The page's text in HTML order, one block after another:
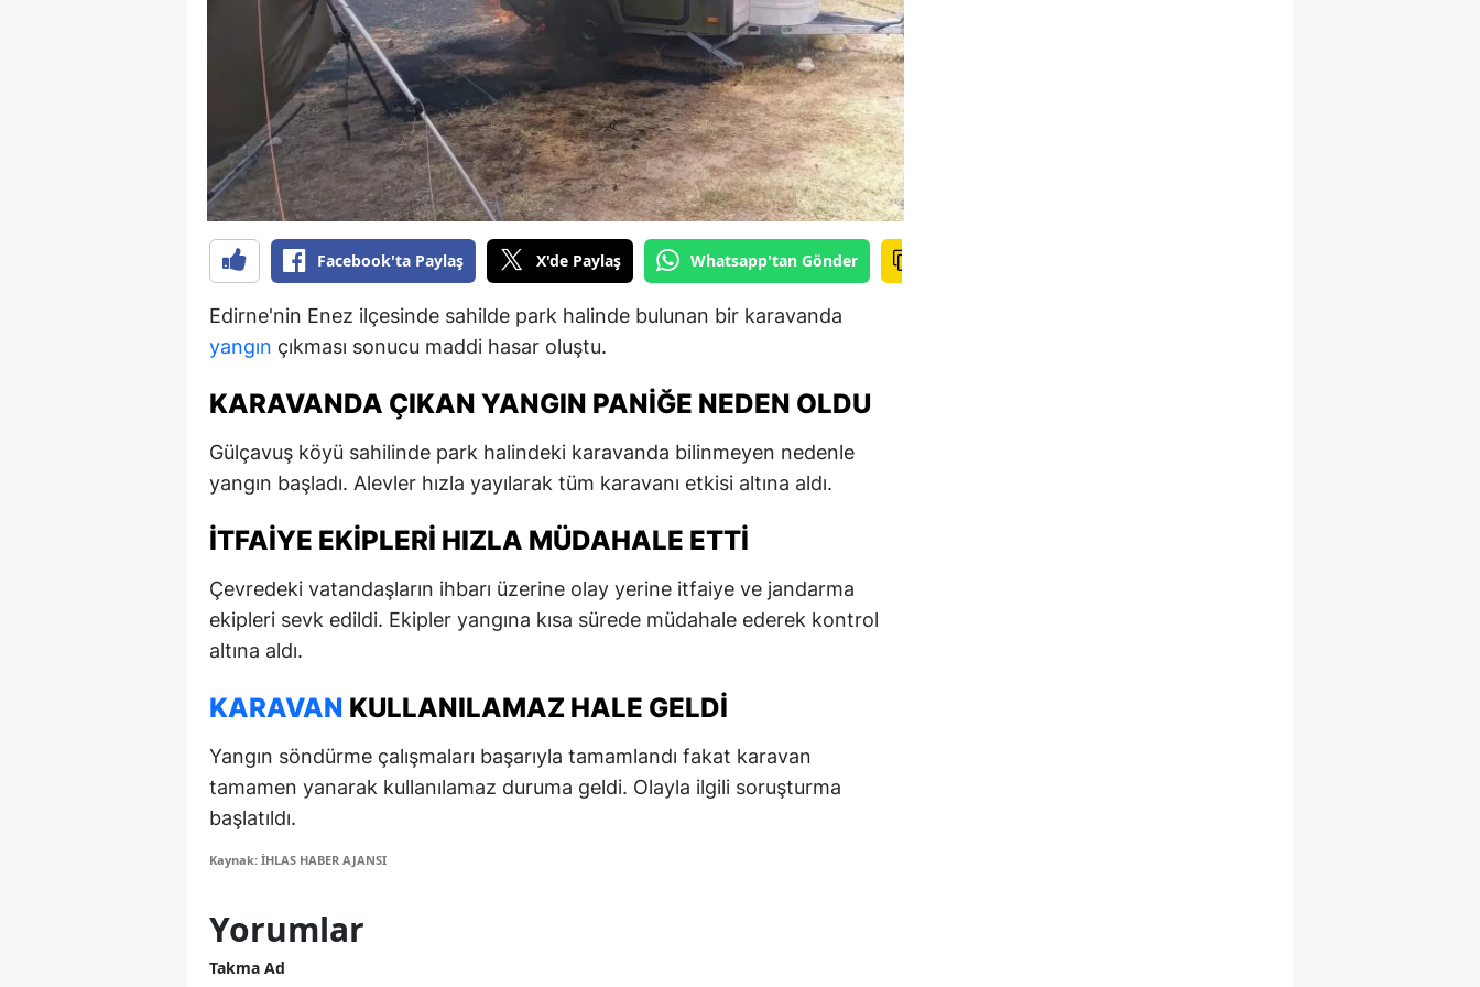
Bilecik
Bingöl
Bitlis
Bolu
Burdur
Bursa
Çankırı
Diyarbakır
Erzincan
Eskişehir
Gaziantep
Giresun
Facebook'ta Paylaş X'de Paylaş Whatsapp'tan Gönder
Edirne'nin Enez ilçesinde sahilde park halinde bulunan bir karavanda
yangın çıkması sonucu maddi hasar oluştu.
KARAVANDA ÇIKAN YANGIN PANIĞE NEDEN OLDU
Gülçavuş köyü sahilinde park halindeki karavanda bilinmeyen nedenle
yangın başladı. Alevler hızla yayılarak tüm karavanı etkisi altına aldı.
İTFAIYE EKIPLERI HIZLA MÜDAHALE ETTI
Çevredeki vatandaşların ihbarı üzerine olay yerine itfaiye ve jandarma
ekipleri sevk edildi. Ekipler yangına kısa sürede müdahale ederek kontrol
altına aldı.
KARAVAN KULLANILAMAZ HALE GELDI
Yangın söndürme çalışmaları başarıyla tamamlandı fakat karavan
tamamen yanarak kullanılamaz duruma geldi. Olayla ilgili soruşturma
başlatıldı.
Kaynak: İHLAS HABER AJANSI
Yorumlar
Takma Ad